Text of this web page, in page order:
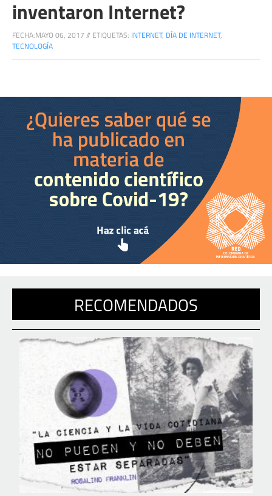
inventaron Internet?
FECHA:MAYO 06, 2017 // ETIQUETAS: INTERNET, DÍA DE INTERNET,
TECNOLOGÍA
RECOMENDADOS